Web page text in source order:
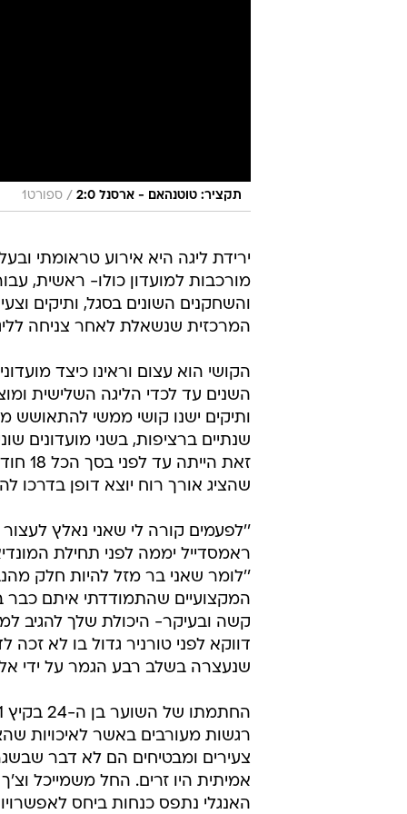
תקציר: טוטנהאם - ארסנל 2:0 / ספורט1
ירידת ליגה היא אירוע טראומתי
מורכבות למועדון כולו- ראשית,
והשחקנים השונים בסגל, ותיקים
המרכזית שנשאלת לאחר צניחה
הקושי הוא עצום וראינו כיצד
השנים עד לכדי הליגה השלישית
ותיקים ישנו קושי ממשי להתאושש
שנתיים ברציפות, בשני מועדונים
זאת
שהציג אורך רוח יוצא דופן בדרכו
''לפעמים קורה לי שאני נאלץ
ראמסדייל יממה לפני תחילת
''לומר שאני בר מזל להיות חלק
המקצועיים שהתמודדתי איתם כבר
קשה ובעיקר- היכולת שלך להגיב
דווקא לפני טורניר גדול בו לא
שנעצרה בשלב רבע הגמר על ידי
רגשות מעורבים באשר לאיכויות
צעירים ומבטיחים הם לא דבר
אמיתית היו זרים. החל משמייכל
האנגלי נתפס כנחות ביחס